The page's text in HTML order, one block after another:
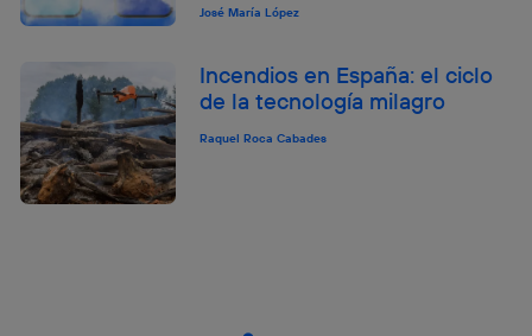
José María López
Incendios en España: el ciclo
de la tecnología milagro
Raquel Roca Cabades